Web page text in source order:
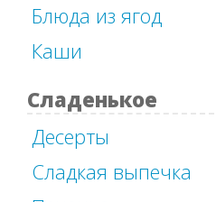
Блюда из ягод
Каши
Сладенькое
Десерты
Сладкая выпечка